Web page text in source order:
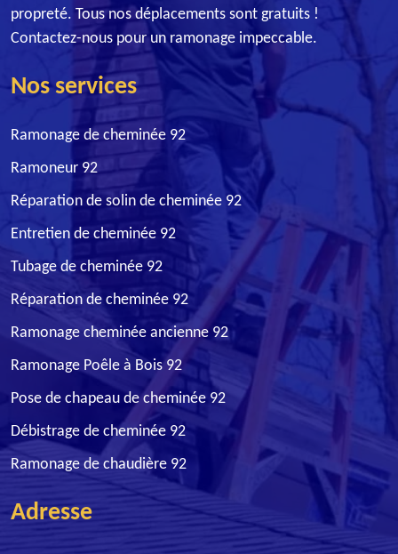
propreté. Tous nos déplacements sont gratuits !
Contactez-nous pour un ramonage impeccable.
Nos services
Ramonage de cheminée 92
Ramoneur 92
Réparation de solin de cheminée 92
Entretien de cheminée 92
Tubage de cheminée 92
Réparation de cheminée 92
Ramonage cheminée ancienne 92
Ramonage Poêle à Bois 92
Pose de chapeau de cheminée 92
Débistrage de cheminée 92
Ramonage de chaudière 92
Adresse